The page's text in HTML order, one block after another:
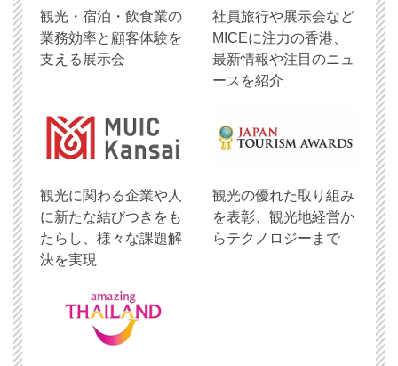
観光・宿泊・飲食業の
業務効率と顧客体験を
支える展示会
社員旅行や展示会など
MICEに注力の香港、
最新情報や注目のニュ
ースを紹介
観光に関わる企業や人
に新たな結びつきをも
たらし、様々な課題解
決を実現
観光の優れた取り組み
を表彰、観光地経営か
らテクノロジーまで